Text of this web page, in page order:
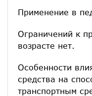
Применение в
Ограничений к
возрасте нет.
Особенности
средства на
транспортным